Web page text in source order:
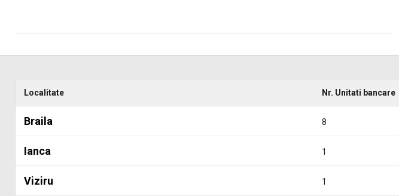
Localitate Nr. Unitati bancare
Braila 8
Ianca 1
Viziru 1